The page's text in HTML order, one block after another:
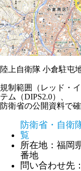
陸上自衛隊 小倉駐屯
規制範囲（レッド・
テム（DIPS2.0）、
防衛省の公開資料で
防衛省・自衛
覧
所在地：福岡
番地
問い合わせ先